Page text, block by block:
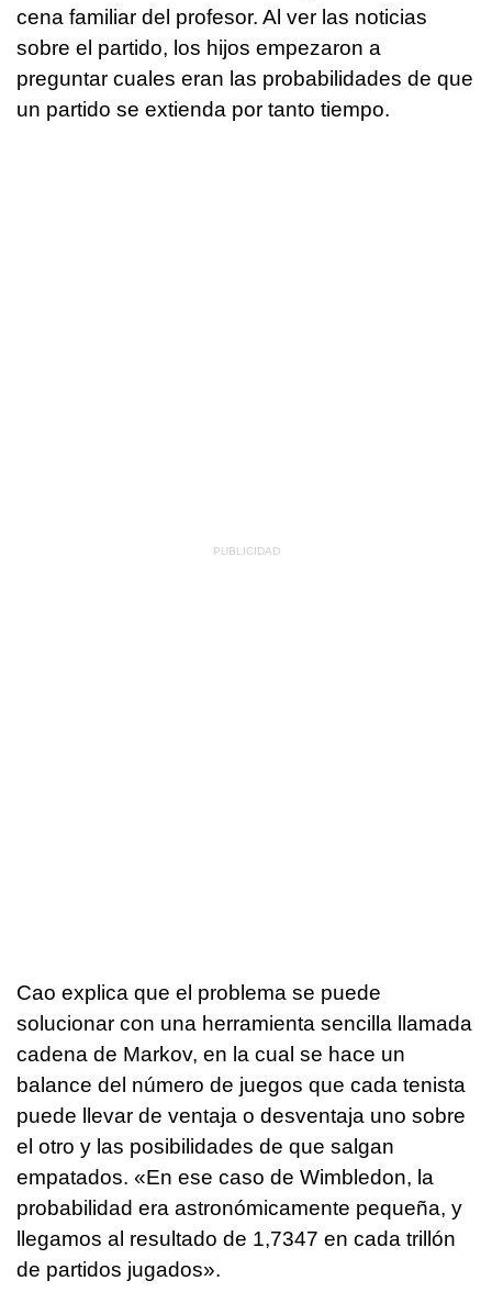
cena familiar del profesor. Al ver las noticias
sobre el partido, los hijos empezaron a
preguntar cuales eran las probabilidades de que
un partido se extienda por tanto tiempo.
Cao explica que el problema se puede
solucionar con una herramienta sencilla llamada
cadena de Markov, en la cual se hace un
balance del número de juegos que cada tenista
puede llevar de ventaja o desventaja uno sobre
el otro y las posibilidades de que salgan
empatados. «En ese caso de Wimbledon, la
probabilidad era astronómicamente pequeña, y
llegamos al resultado de 1,7347 en cada trillón
de partidos jugados».